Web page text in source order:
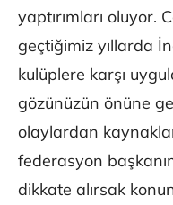
yaptırımları oluyor.
geçtiğimiz yıllarda
kulüplere karşı
gözünüzün önüne
olaylardan
federasyon
dikkate alırsak